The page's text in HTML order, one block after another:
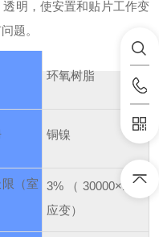
明，使安置和贴片工作变
题。
环氧树脂
铜镍
（室
3%（30000×10-6
应变）